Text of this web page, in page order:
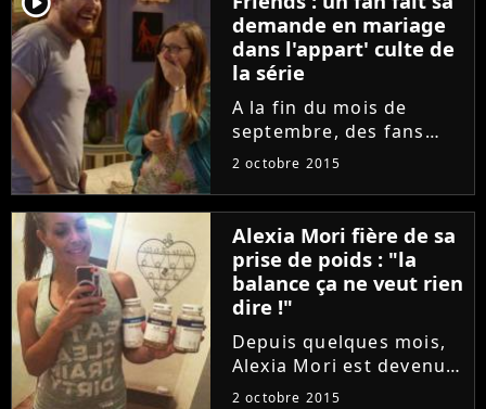
halle de la Villette. Et si
jamais vous n'avez
toujours...
demande en mariage
dans l'appart' culte de
la série
A la fin du mois de
septembre, des fans
chanceux de la série
découvrir les décors de
la série culte à Londres
dans le cadre du
Friends Festival
organisé par Comedy
Central....
2 octobre 2015
Alexia Mori fière de sa
prise de poids : "la
balance ça ne veut rien
dire !"
Depuis quelques mois,
Alexia Mori est devenue
accro aux régimes, au
2 octobre 2015